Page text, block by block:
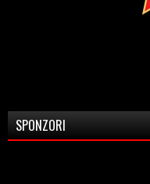
SPONZORI